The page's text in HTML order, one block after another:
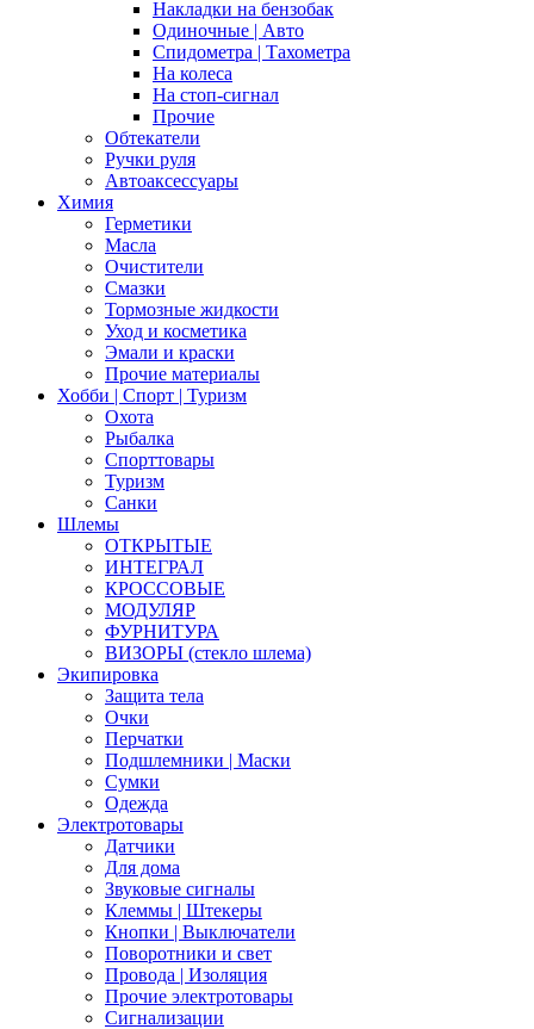
Накладки на бензобак
Одиночные | Авто
Спидометра | Тахометра
На колеса
На стоп-сигнал
Прочие
Обтекатели
Ручки руля
Автоаксессуары
Химия
Герметики
Масла
Очистители
Смазки
Тормозные жидкости
Уход и косметика
Эмали и краски
Прочие материалы
Хобби | Cпорт | Туризм
Охота
Рыбалка
Спорттовары
Туризм
Санки
Шлемы
ОТКРЫТЫЕ
ИНТЕГРАЛ
КРОССОВЫЕ
МОДУЛЯР
ФУРНИТУРА
ВИЗОРЫ (стекло шлема)
Экипировка
Защита тела
Очки
Перчатки
Подшлемники | Маски
Сумки
Одежда
Электротовары
Датчики
Для дома
Звуковые сигналы
Клеммы | Штекеры
Кнопки | Выключатели
Поворотники и свет
Провода | Изоляция
Прочие электротовары
Сигнализации